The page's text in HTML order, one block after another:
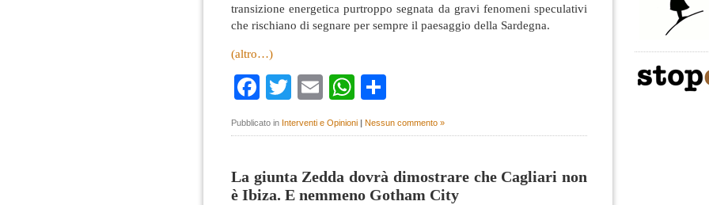
transizione energetica purtroppo segnata da gravi fenomeni speculativi
che rischiano di segnare per sempre il paesaggio della Sardegna.
(altro…)
Facebook
TwitterEmailWhatsApp
Pubblicato in Interventi e Opinioni Nessun commento »
La giunta Zedda dovrà dimostrare che Cagliari non
è Ibiza. E nemmeno Gotham City